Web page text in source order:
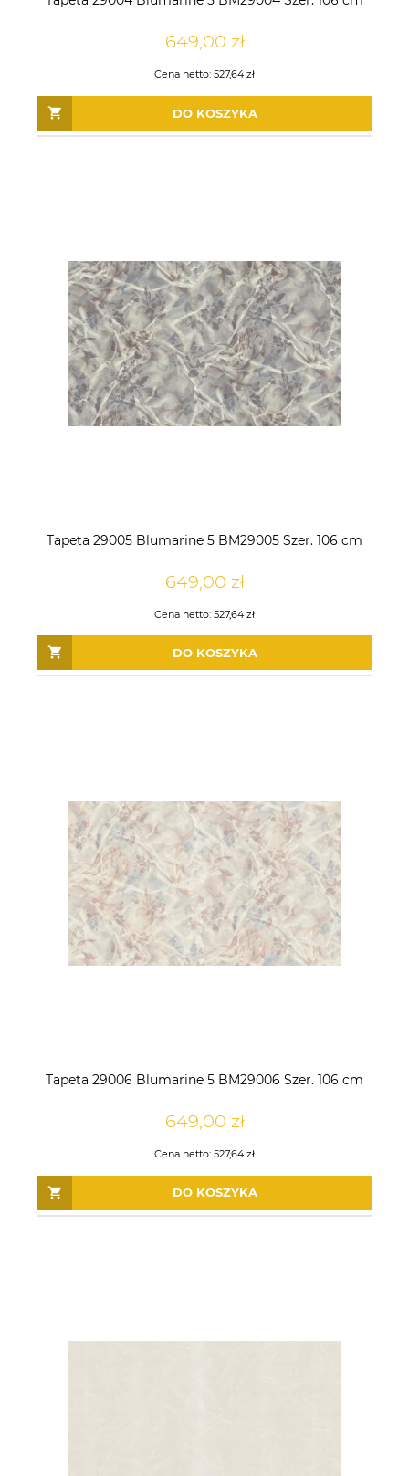
649,00 zł
Cena netto: 527,64 zł
DO KOSZYKA
Tapeta 29005 Blumarine 5 BM29005 Szer. 106 cm
649,00 zł
Cena netto: 527,64 zł
DO KOSZYKA
Tapeta 29006 Blumarine 5 BM29006 Szer. 106 cm
649,00 zł
Cena netto: 527,64 zł
DO KOSZYKA